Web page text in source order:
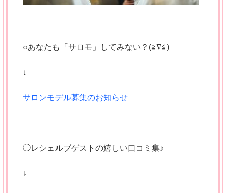
○あなたも「サロモ」してみない？(≧∇≦)
↓
サロンモデル募集のお知らせ
◯レシェルブゲストの嬉しい口コミ集♪
↓